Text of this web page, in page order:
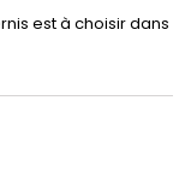
est à choisir dans